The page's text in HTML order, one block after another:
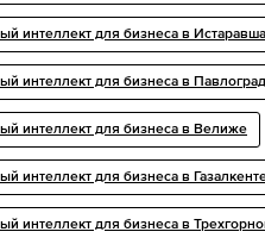
интеллект для бизнеса в
интеллект для бизнеса в
интеллект для бизнеса в Велиже
интеллект для бизнеса в
интеллект для бизнеса в